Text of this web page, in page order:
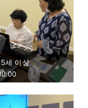
세 이상